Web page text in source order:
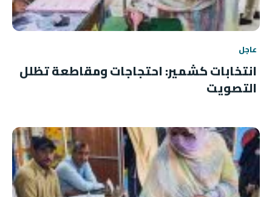
عاجل
انتخابات كشمير: احتجاجات ومقاطعة تظلل
التصويت